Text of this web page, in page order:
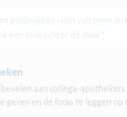
gesprekken ruim van
een stok achter de deur.”
aan collega-
geven en de focus te leggen